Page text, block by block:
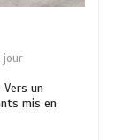
jour
Vers un
mis en